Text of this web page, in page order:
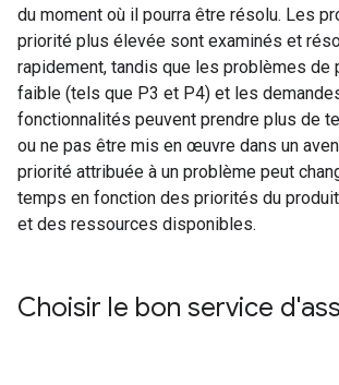
du moment où il pourra être résolu. Les
priorité plus élevée sont examinés et
rapidement, tandis que les problèmes de
faible (tels que P3 et P4) et les
fonctionnalités peuvent prendre plus de
ou ne pas être mis en œuvre dans un
priorité attribuée à un problème peut
temps en fonction des priorités du
et des ressources disponibles.
Choisir le bon service